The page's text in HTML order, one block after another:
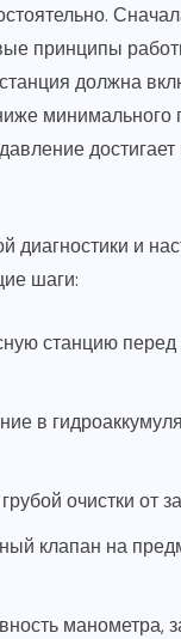
принципы
должна
минимального
диагностики и
шаги:
станцию
в
очистки от
клапан на
манометра,